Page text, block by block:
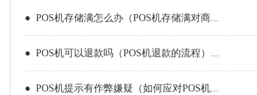
● POS机存储满怎么办（POS机存储满对商...
● POS机可以退款吗（POS机退款的流程）...
● POS机提示有作弊嫌疑（如何应对POS机...